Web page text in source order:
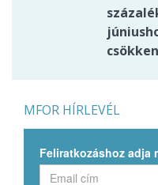
MFOR HÍRLEVÉL
Feliratkozáshoz adja